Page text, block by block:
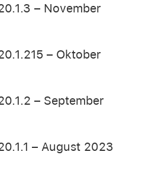
– November
– Oktober
– September
– August 2023